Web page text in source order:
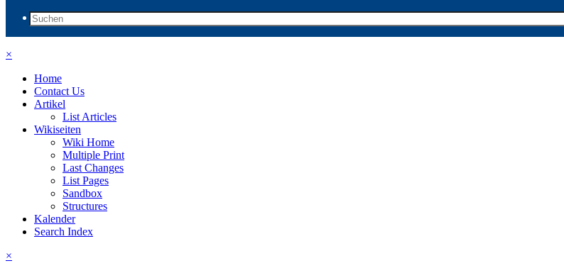
×
Home
Contact Us
Artikel
List Articles
Wikiseiten
Wiki Home
Multiple Print
Last Changes
List Pages
Sandbox
Structures
Kalender
Search Index
×